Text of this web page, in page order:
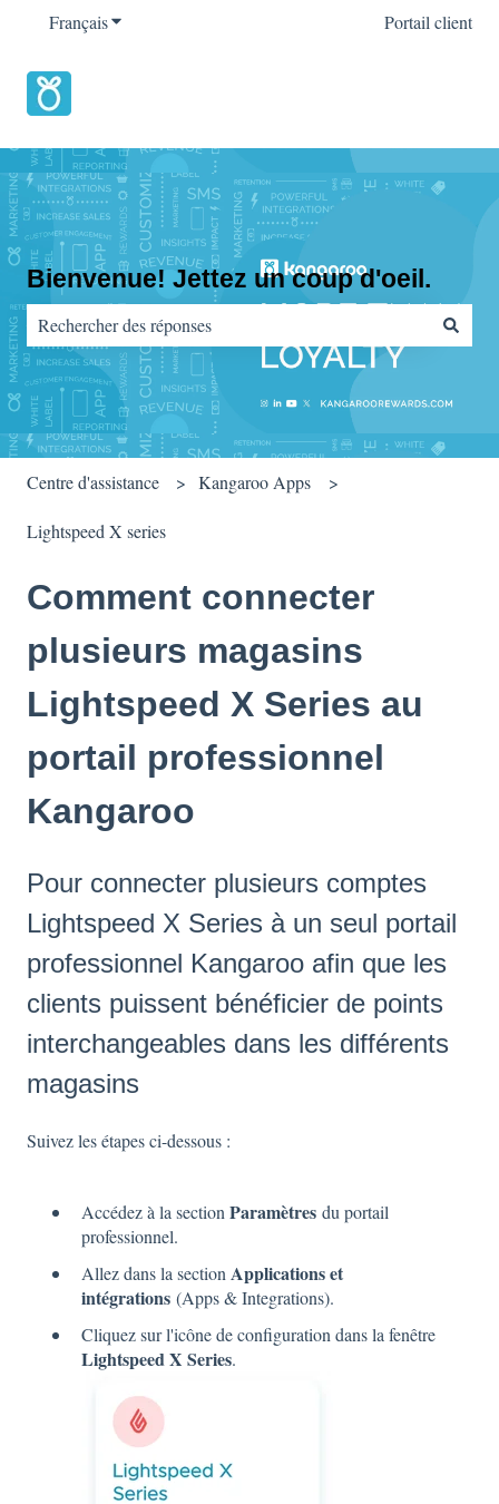
FrançaisAfficher le sous-menu pour les traductionsPortail client
Bienvenue! Jettez un coup d'oeil.
Il n'y a aucune suggestion car le champ de recherche est vide.
Centre d'assistance Kangaroo Apps
Lightspeed X series
Comment connecter
plusieurs magasins
Lightspeed X Series au
portail professionnel
Kangaroo
Pour connecter plusieurs comptes
Lightspeed X Series à un seul portail
professionnel Kangaroo afin que les
clients puissent bénéficier de points
interchangeables dans les différents
magasins
Suivez les étapes ci-dessous :
Accédez à la section Paramètres du portail
professionnel.
Allez dans la sectionApplications et
intégrations (Apps & Integrations).
Cliquez sur l'icône de configuration dans la fenêtre
Lightspeed X Series.